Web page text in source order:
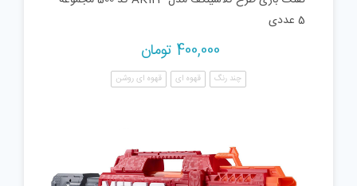
5 عددی
400,000 تومان
چند رنگ قهوه ای قهوه ای روشن